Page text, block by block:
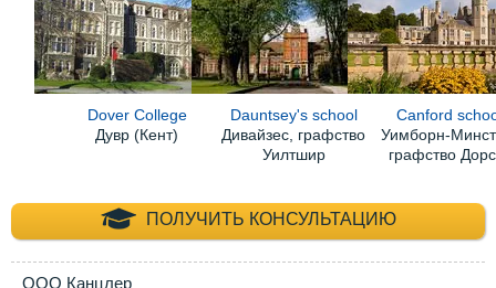
Dover College
Дувр (Кент)
Dauntsey's school
Дивайзес, графство
Уилтшир
Canford
Уимборн-
графство
ПОЛУЧИТЬ КОНСУЛЬТАЦИЮ
+7 (495) 660-35-
ООО Канцлер